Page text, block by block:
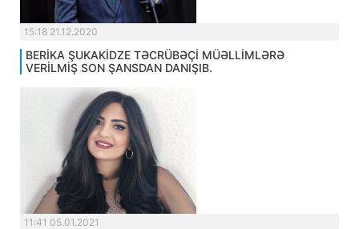
15:18 21.12.2020
BERİKA ŞUKAKİDZE TƏCRÜBƏÇİ MÜƏLLİMLƏRƏ
VERİLMİŞ SON ŞANSDAN DANIŞIB.
11:41 05.01.2021